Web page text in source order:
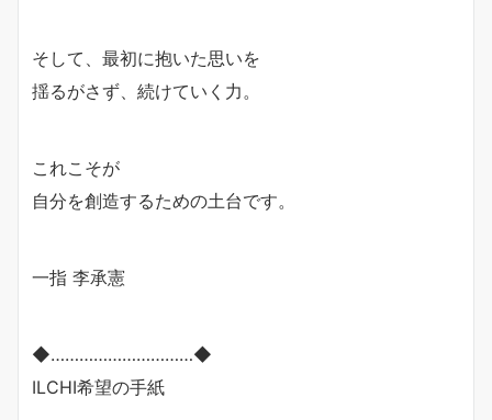
そして、最初に抱いた思いを
揺るがさず、続けていく力。
これこそが
自分を創造するための土台です。
一指 李承憲
◆…………………………◆
ILCHI希望の手紙